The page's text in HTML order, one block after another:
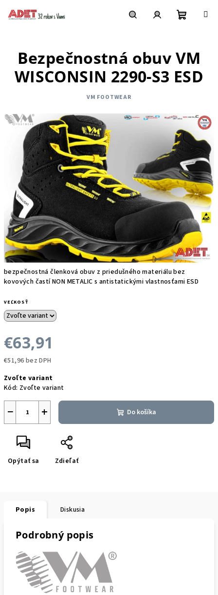
košík
bezpečnostná členková obuv z priedušného materiálu bez
kovových častí NON METALIC s antistatickými vlastnosťami ESD
VEĽKOSŤ
€63,91
€51,96 bez DPH
cena:
Zvoľte variant
Kód: Zvoľte variant
+
− Do košíka
Opýtať sa Zdieľať
Bezpečnostná obuv VM
WISCONSIN 2290-S3 ESD
VM FOOTWEAR
Popis Diskusia
Podrobný popis